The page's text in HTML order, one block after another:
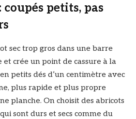
coupés petits, pas
sec trop gros dans une barre
crée un point de cassure à la
petits dés d’un centimètre avec
plus rapide et plus propre
planche. On choisit des abricots
sont durs et secs comme du